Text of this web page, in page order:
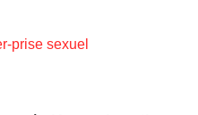
prise sexuel